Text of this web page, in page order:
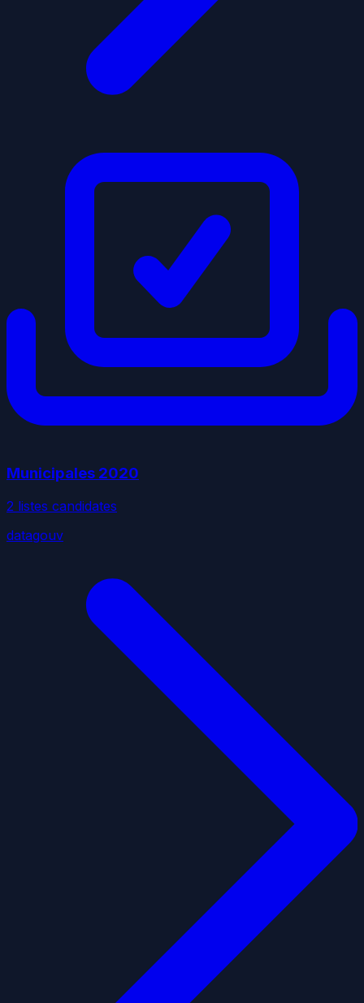
Municipales 2020
2 listes candidates
datagouv